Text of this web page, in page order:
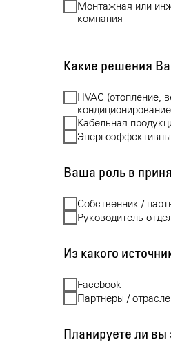
Монтажная или
компания
Какие решения
HVAC (отопление,
Кабельная
Ваша роль в
Собственник /
Руководитель
Из какого
Facebook
Партнеры /
Планируете ли вы